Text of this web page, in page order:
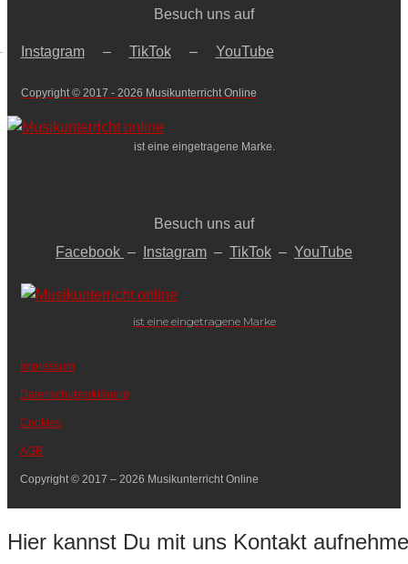
Besuch uns auf
Instagram– TikTok– YouTube
Copyright © 2017 - 2026 Musikunterricht Online
ist eine eingetragene Marke.
Besuch uns auf
Facebook – Instagram – TikTok – YouTube
ist eine eingetragene Marke
Impressum
Datenschutzerklärung
Cookies
AGB
Copyright © 2017 – 2026 Musikunterricht Online
Hier kannst Du mit uns Kontakt